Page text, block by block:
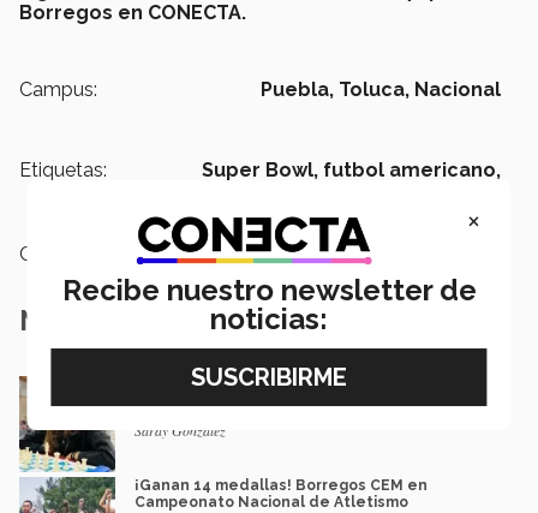
Borregos en CONECTA.
Campus: Puebla, Toluca, Nacional
Etiquetas: Super Bowl, futbol americano,
Categoría:
Notas Relacionadas
¡Jaque mate! La mexicana de 16 que aspira
Saray González
¡Ganan 14 medallas! Borregos CEM en
Campeonato Nacional de Atletismo
×
Recibe nuestro newsletter de
noticias: